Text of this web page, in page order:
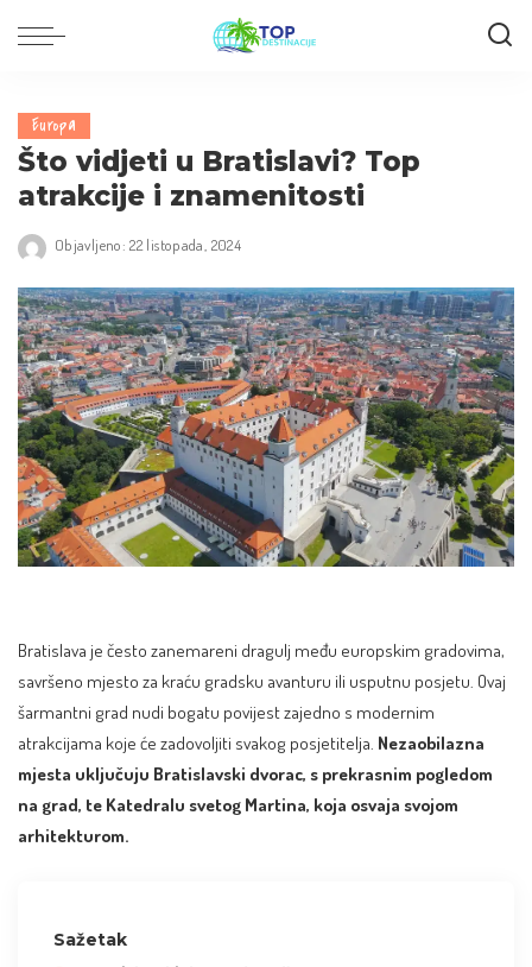
Europa
Što vidjeti u Bratislavi? Top
atrakcije i znamenitosti
Objavljeno: 22 listopada, 2024
Bratislava je često zanemareni dragulj među europskim gradovima,
savršeno mjesto za kraću gradsku avanturu ili usputnu posjetu. Ovaj
šarmantni grad nudi bogatu povijest zajedno s modernim
atrakcijama koje će zadovoljiti svakog posjetitelja. Nezaobilazna
mjesta uključuju Bratislavski dvorac, s prekrasnim pogledom
na grad, te Katedralu svetog Martina, koja osvaja svojom
arhitekturom.
Sažetak